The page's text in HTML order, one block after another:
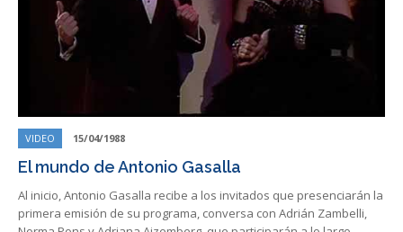
VIDEO 15/04/1988
El mundo de Antonio Gasalla
Al inicio, Antonio Gasalla recibe a los invitados que presenciarán la
primera emisión de su programa, conversa con Adrián Zambelli,